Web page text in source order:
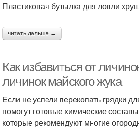
Пластиковая бутылка для ловли
читать дальше →
Как избавиться от
личинок майского жука
Если не успели перекопать грядки
помогут готовые химические
которые рекомендуют многие